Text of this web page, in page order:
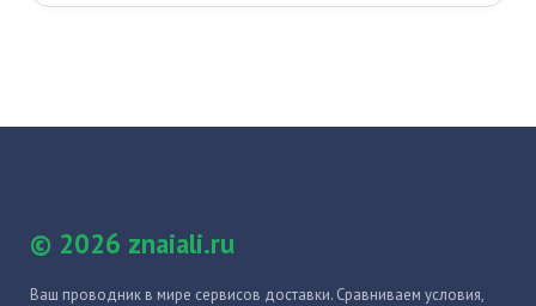
© 2026 znaiali.ru
Ваш проводник в мире сервисов доставки. Сравниваем условия,